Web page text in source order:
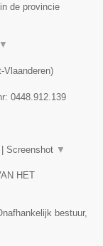
de provincie
▼
Vlaanderen)
0448.912.139
Screenshot ▼
HET
bestuur,